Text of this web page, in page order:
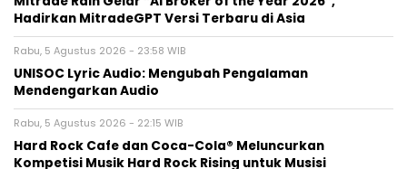
Hadirkan MitradeGPT Versi Terbaru di Asia
Rabu, 5 Agustus 2026 - 23:58 WIB
UNISOC Lyric Audio: Mengubah Pengalaman
Mendengarkan Audio
Rabu, 5 Agustus 2026 - 22:15 WIB
Hard Rock Cafe dan Coca-Cola® Meluncurkan
Kompetisi Musik Hard Rock Rising untuk Musisi